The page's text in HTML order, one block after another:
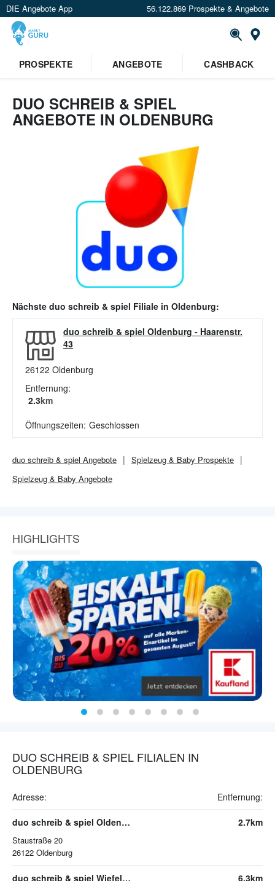
DIE Angebote App 56.122.869 Prospekte & Angebote
PROSPEKTE
ANGEBOTE CASHBACK
DUO SCHREIB & SPIEL
ANGEBOTE IN OLDENBURG
Nächste duo schreib & spiel Filiale in Oldenburg:
duo schreib & spiel Oldenburg - Haarenstr.
43
26122 Oldenburg
Entfernung:
2.3km
Öffnungszeiten: Geschlossen
duo schreib & spiel Angebote Spielzeug & Baby Prospekte
Spielzeug & Baby Angebote
HIGHLIGHTS
DUO SCHREIB & SPIEL FILIALEN IN
OLDENBURG
Adresse: Entfernung:
duo schreib & spiel Oldenburg
Staustraße 20
26122 Oldenburg
2.7km
duo schreib & spiel Wiefelstede 6.3km